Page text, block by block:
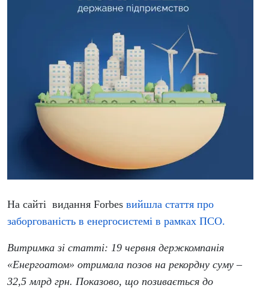
На сайті видання Forbes вийшла стаття про
заборгованість в енергосистемі в рамках ПСО.
Витримка зі статті: 19 червня держкомпанія
«Енергоатом» отримала позов на рекордну суму –
32,5 млрд грн. Показово, що позивається до